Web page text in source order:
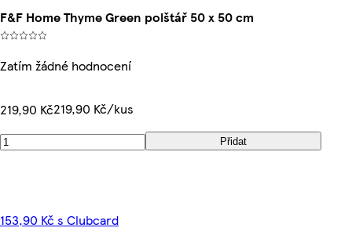
F&F Home Thyme Green polštář 50 x 50 cm
Zatím žádné hodnocení
219,90 Kč219,90 Kč/kus
Přidat
153,90 Kč s Clubcard